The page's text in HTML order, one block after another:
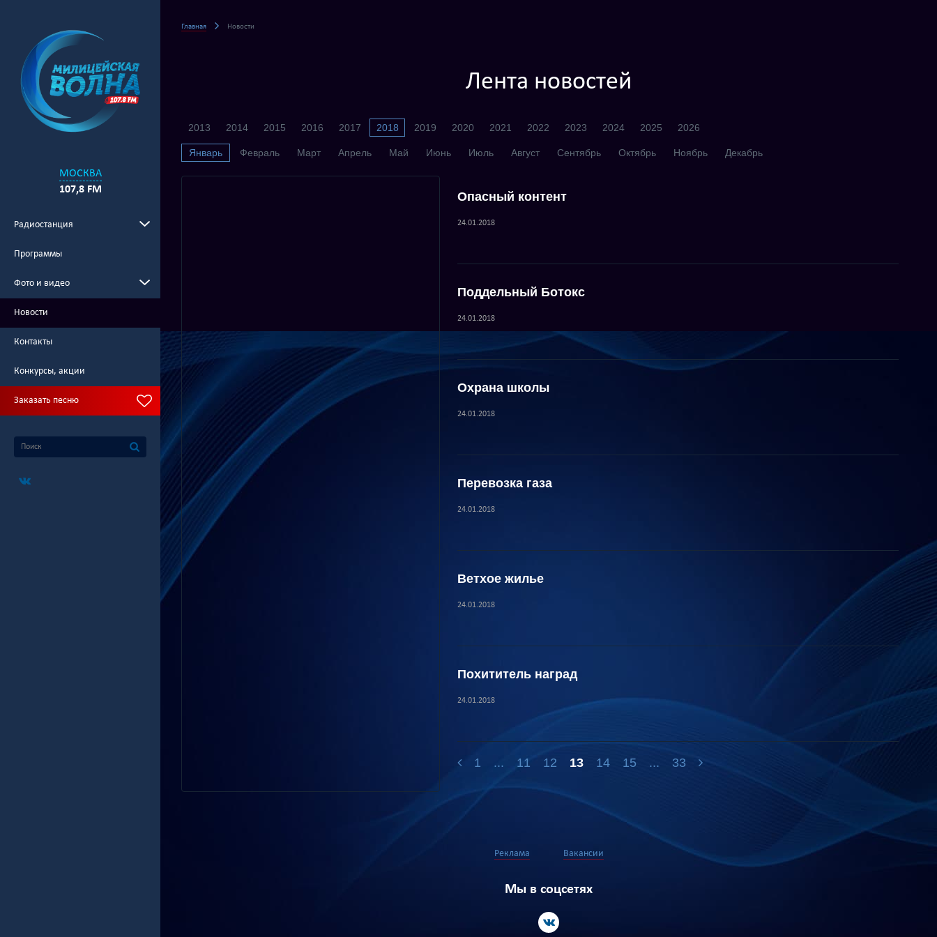
МОСКВА
107,8 FM
Радиостанция
Программы
Фото и видео
Новости
Контакты
Конкурсы, акции
Заказать песню
Главная Новости
Лента новостей
2013 2014 2015 2016 2017 2018 2019 2020 2021 2022 2023 2024 2025 2026
Январь Февраль Март Апрель Май Июнь Июль Август Сентябрь Октябрь Ноябрь Декабрь
Опасный контент
24.01.2018
Поддельный Ботокс
24.01.2018
Охрана школы
24.01.2018
Перевозка газа
24.01.2018
Ветхое жилье
24.01.2018
Похититель наград
24.01.2018
1 ... 11 12 13 14 15 ... 33
Реклама Вакансии
Мы в соцсетях